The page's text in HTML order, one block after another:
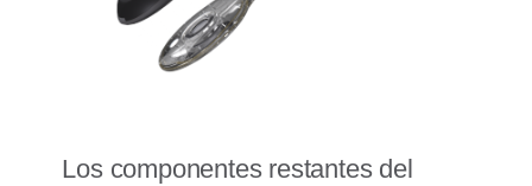
Los componentes restantes del